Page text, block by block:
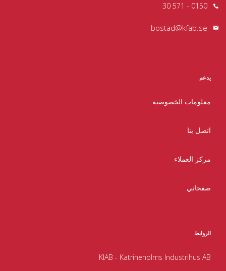
0150 - 571 30
bostad@kfab.se
يدعم
معلومات الخصوصية
اتصل بنا
مركز العملاء
صفحاتي
الروابط
KIAB - Katrineholms Industrihus AB